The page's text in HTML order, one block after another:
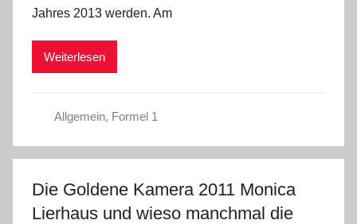
Jahres 2013 werden. Am
Weiterlesen
Allgemein, Formel 1
Die Goldene Kamera 2011 Monica
Lierhaus und wieso manchmal die